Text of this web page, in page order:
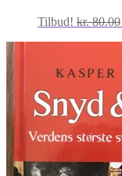
Tilbud! kr.80.00